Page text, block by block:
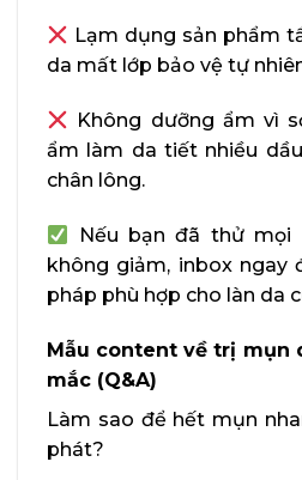
Lạm dụng sản phẩm
da mất lớp bảo vệ tự
Không dưỡng ẩm vì
ẩm làm da tiết nhiều
chân lông.
Nếu bạn đã thử mọi
không giảm, inbox ngay
pháp phù hợp cho làn da
Mẫu content về trị mụn
mắc (Q&A)
Làm sao để hết mụn
phát?